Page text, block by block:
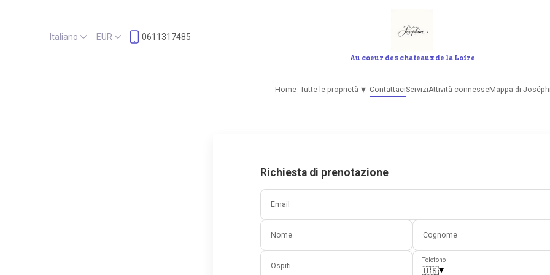
Italiano EUR 0611317485
Au coeur des chateaux de la Loire
Home Tutte le proprietà ▾ ContattaciServiziAttività connesseMappa di
Richiesta di prenotazione
Email
Nome Cognome
Ospiti
Telefono
🇺🇸▾